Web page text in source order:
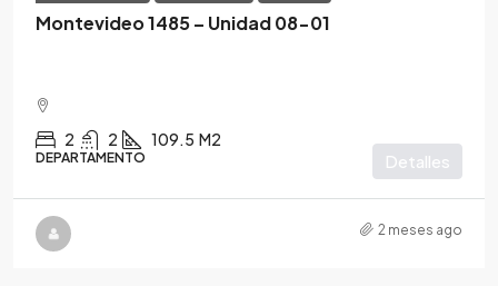
Montevideo 1485 – Unidad 08-01
2 2 109.5 M2
DEPARTAMENTO Detalles
2 meses ago